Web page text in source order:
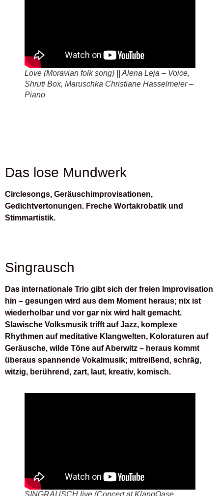
Love (Moravian folk song) || Alena Leja – Voice,
Shruti Box, Maruschka Christiane Hasselmeier –
Piano
Das lose Mundwerk
Circlesongs, Geräuschimprovisationen,
Gedichtvertonungen. Freche Wortakrobatik und
Stimmartistik.
Singrausch
Das internationale Trio gibt sich der freien Improvisation
hin – gesungen wird aus dem Moment heraus; nix ist
wiederholbar und vor gar nix wird halt gemacht.
Slawische Volksmusik trifft auf Jazz, komplexe
Rhythmen auf meditative Klangwelten, Koloraturen auf
Geräusche, wilde Töne auf Aberwitz – heraus kommt
überaus spannende Vokalmusik; mitreißend, schräg,
witzig, berührend, zart, laut, kreativ, komisch.